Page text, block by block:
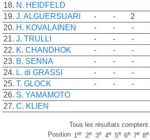
18. N. HEIDFELD
19. J. ALGUERSUARI - - 2
20. H. KOVALAINEN - - -
21. J. TRULLI - - -
22. K. CHANDHOK - - -
23. B. SENNA - - -
24. L. di GRASSI - - -
25. T. GLOCK - - -
26. S. YAMAMOTO
27. C. KLIEN
Tous les résultats comptent.
Position 1er 2e 3e 4e 5e 6e 7e 8e